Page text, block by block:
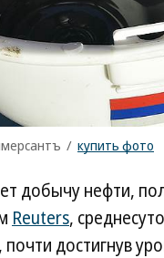
/ купить фото
добычу нефти,
Reuters,
достигнув